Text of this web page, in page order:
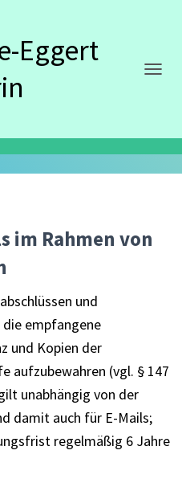
Eggert
im Rahmen von
und
die empfangene
und Kopien der
aufzubewahren (vgl. § 147
unabhängig von der
damit auch für E-Mails;
regelmäßig 6 Jahre